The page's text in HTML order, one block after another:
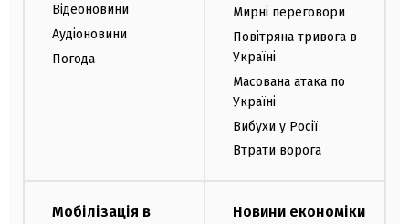
Відеоновини
Аудіоновини
Погода
Мирні переговори
Повітряна тривога в
Україні
Масована атака по
Україні
Вибухи у Росії
Втрати ворога
Мобілізація в
Новини економіки